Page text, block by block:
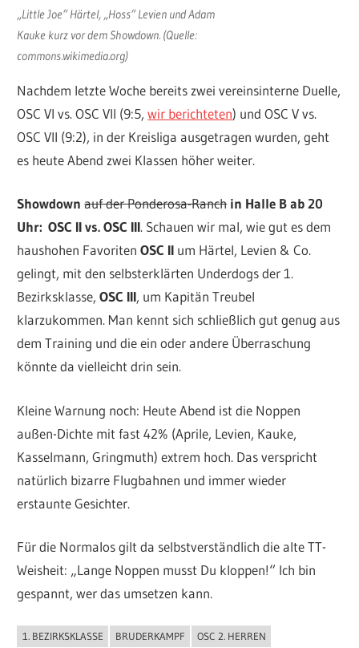
„Little Joe“ Härtel, „Hoss“ Levien und Adam
Kauke kurz vor dem Showdown. (Quelle:
commons.wikimedia.org)
Nachdem letzte Woche bereits zwei vereinsinterne Duelle,
OSC VI vs. OSC VII (9:5,wir berichteten) und OSC V vs.
OSC VII (9:2), in der Kreisliga ausgetragen wurden, geht
es heute Abend zwei Klassen höher weiter.
Showdownauf der Ponderosa-Ranchin Halle B ab 20
Uhr: OSC II vs. OSC III. Schauen wir mal, wie gut es dem
haushohen FavoritenOSC II um Härtel, Levien & Co.
gelingt, mit den selbsterklärten Underdogs der 1.
Bezirksklasse,OSC III, um Kapitän Treubel
klarzukommen. Man kennt sich schließlich gut genug aus
dem Training und die ein oder andere Überraschung
könnte da vielleicht drin sein.
Kleine Warnung noch: Heute Abend ist die Noppen
außen-Dichte mit fast 42% (Aprile, Levien, Kauke,
Kasselmann, Gringmuth) extrem hoch. Das verspricht
natürlich bizarre Flugbahnen und immer wieder
erstaunte Gesichter.
Für die Normalos gilt da selbstverständlich die alte TT-
Weisheit: „Lange Noppen musst Du kloppen!“ Ich bin
gespannt, wer das umsetzen kann.
ALLGEMEIN
1. BEZIRKSKLASSE BRUDERKAMPF
OSC 2. HERREN